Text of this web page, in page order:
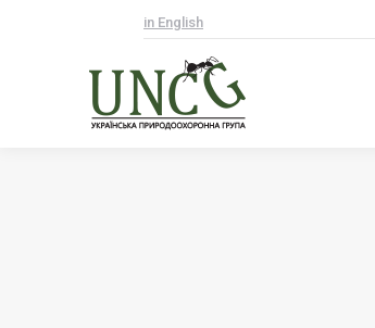
in English